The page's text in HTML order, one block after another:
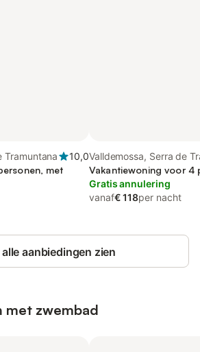
Tramuntana
10,0
met
Valldemossa, Serra de
Vakantiewoning voor 4
Gratis annulering
vanaf€ 118per nacht
alle aanbiedingen zien
met zwembad